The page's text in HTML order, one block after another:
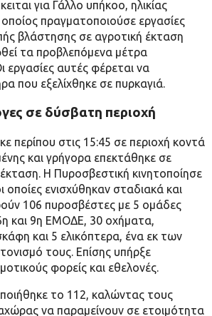
για Γάλλο υπήκοο, ηλικίας
πραγματοποιούσε εργασίες
βλάστησης σε αγροτική έκταση
τα προβλεπόμενα μέτρα
εργασίες αυτές φέρεται να
που εξελίχθηκε σε πυρκαγιά.
σε δύσβατη περιοχή
περίπου στις 15:45 σε περιοχή κοντά
και γρήγορα επεκτάθηκε σε
Η Πυροσβεστική κινητοποίησε
οποίες ενισχύθηκαν σταδιακά και
106 πυροσβέστες με 5 ομάδες
και 9η ΕΜΟΔΕ, 30 οχήματα,
και 5 ελικόπτερα, ένα εκ των
τους. Επίσης υπήρξε
φορείς και εθελονές.
το 112, καλώντας τους
να παραμείνουν σε ετοιμότητα